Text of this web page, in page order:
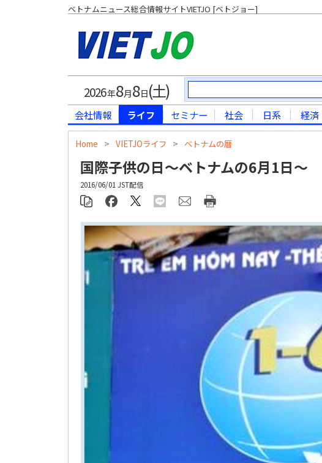
ベトナムニュース総合情報サイトVIETJO [ベトジョー]
2026年8月8日(土)
会社情報 ライフ セミナー 社会 日系 経済
Home > VIETJOライフ > ベトナムの暦
国際子供の日～ベトナムの6月1日～
2016/06/01 JST配信